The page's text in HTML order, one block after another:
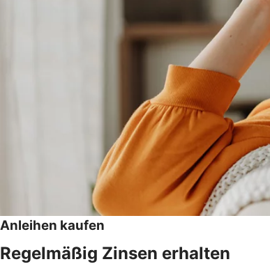
Anleihen kaufen
Regelmäßig Zinsen erhalten